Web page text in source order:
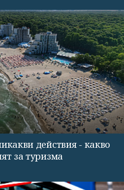
действия - какво
за туризма